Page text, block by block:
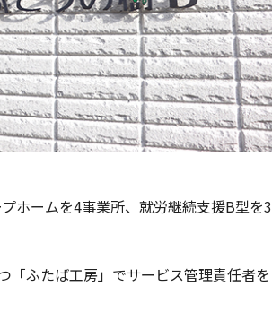
ホームを4事業所、就労継続支援B型を3
「ふたば工房」でサービス管理責任者を